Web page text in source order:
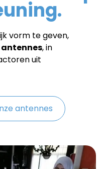
vorm te geven,
, in
uit
antennes